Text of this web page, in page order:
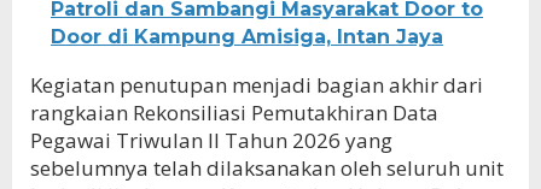
Patroli dan Sambangi Masyarakat Door to
Door di Kampung Amisiga, Intan Jaya
Kegiatan penutupan menjadi bagian akhir dari
rangkaian Rekonsiliasi Pemutakhiran Data
Pegawai Triwulan II Tahun 2026 yang
sebelumnya telah dilaksanakan oleh seluruh unit